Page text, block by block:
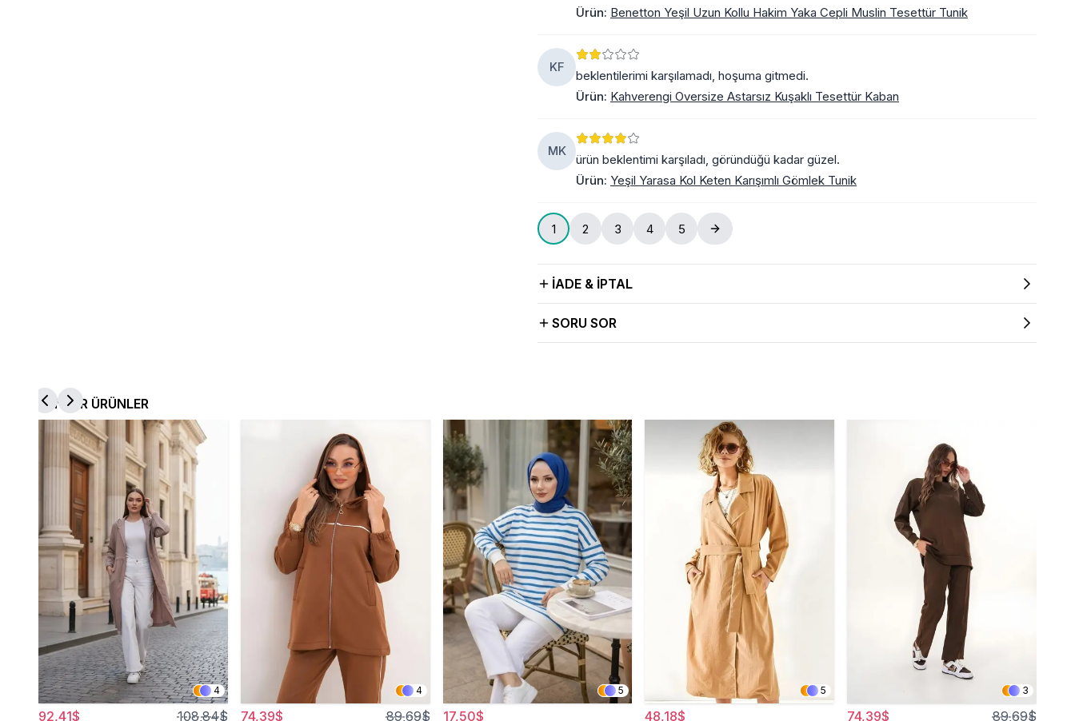
Ürün: Benetton Yeşil Uzun Kollu Hakim Yaka Cepli Muslin Tesettür Tunik
KF
beklentilerimi karşılamadı, hoşuma gitmedi.
Ürün: Kahverengi Oversize Astarsız Kuşaklı Tesettür Kaban
MK
ürün beklentimi karşıladı, göründüğü kadar güzel.
Ürün: Yeşil Yarasa Kol Keten Karışımlı Gömlek Tunik
1 2 3 4 5
İADE & İPTAL
SORU SOR
BENZER ÜRÜNLER
4
92,41$ 108,84$
4
74,39$ 89,69$
5
17,50$
5
48,18$
3
74,39$ 89,69$